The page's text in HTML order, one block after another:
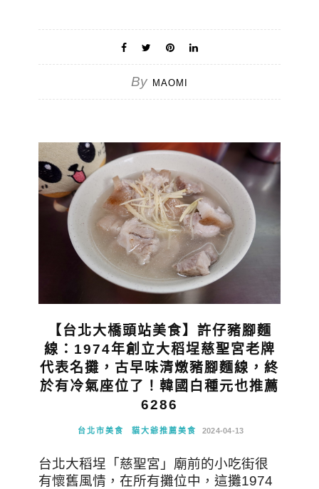
By MAOMI
【台北大橋頭站美食】許仔豬腳麵
線：1974年創立大稻埕慈聖宮老牌
代表名攤，古早味清燉豬腳麵線，終
於有冷氣座位了！韓國白種元也推薦
6286
台北市美食 貓大爺推薦美食 2024-04-13
台北大稻埕「慈聖宮」廟前的小吃街很
有懷舊風情，在所有攤位中，這攤1974